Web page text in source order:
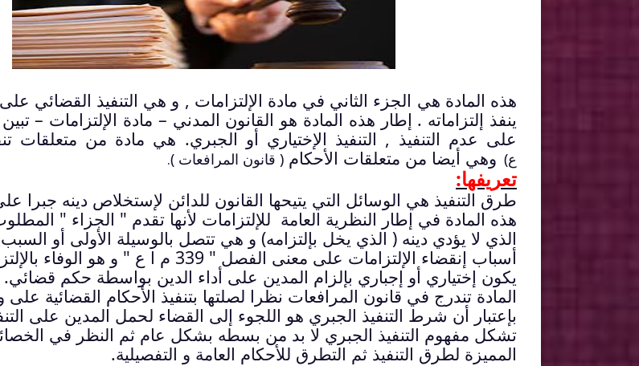
هذه المادة هي الجزء الثاني في مادة الإلتزامات , و هي التنفيذ القضائي
ينفذ إلتزاماته . إطار هذه المادة هو القانون المدني – مادة الإلتزامات –
على عدم التنفيذ , التنفيذ الإختياري أو الجبري. هي مادة من متعلقات
ع) وهي أيضا من متعلقات الأحكام ( قانون المرافعات ).
تعريفها:
طرق التنفيذ هي الوسائل التي يتيحها القانون للدائن لإستخلاص دينه جبرا
هذه المادة في إطار النظرية العامة للإلتزامات لأنها تقدم " الجزاء "
الذي لا يؤدي دينه ( الذي يخل بإلتزامه) و هي تتصل بالوسيلة الأولى أو
أسباب إنقضاء الإلتزامات على معنى الفصل " 339 م ا ع " و
يكون إختياري أو إجباري بإلزام المدين على أداء الدين بواسطة حكم قضائي.
المادة تندرج في قانون المرافعات نظرا لصلتها بتنفيذ الأحكام القضائية
بإعتبار أن شرط التنفيذ الجبري هو اللجوء إلى القضاء لحمل المدين على
تشكل مفهوم التنفيذ الجبري لا بد من بسطه بشكل عام ثم النظر في
المميزة لطرق التنفيذ ثم التطرق للأحكام العامة و التفصيلية.